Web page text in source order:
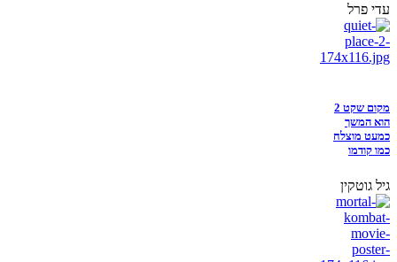
עדי פרל
מקום שקט 2
הוא המשך
כמעט מוצלח
כמו קודמו
גיל גוטקין